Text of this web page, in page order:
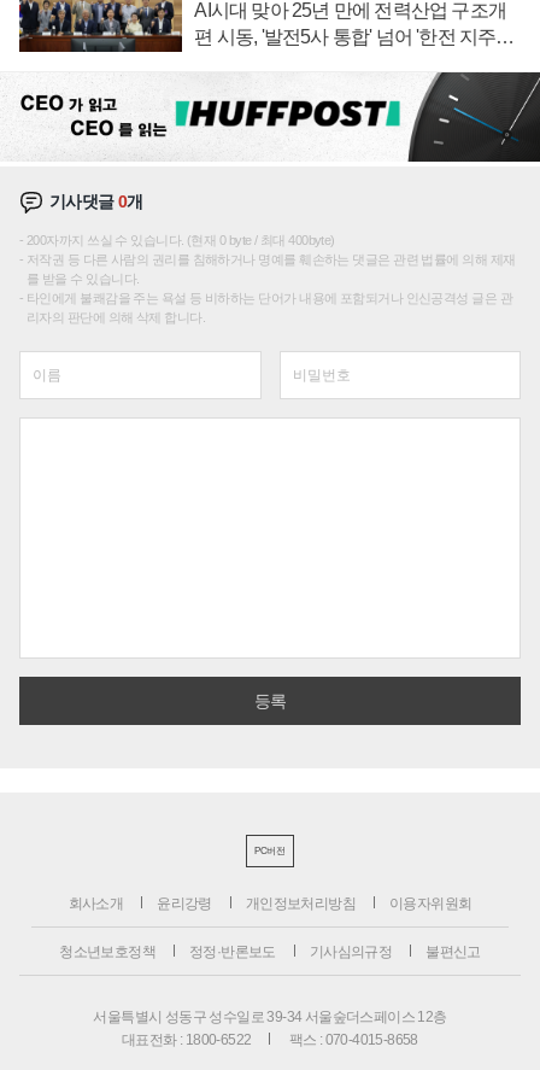
AI시대 맞아 25년 만에 전력산업 구조개
편 시동, '발전5사 통합' 넘어 '한전 지주사'
기사댓글0개
200자까지 쓰실 수 있습니다. (현재 0 byte / 최대 400byte)
저작권 등 다른 사람의 권리를 침해하거나 명예를 훼손하는 댓글은 관련 법률에 의해 제재
를 받을 수 있습니다.
타인에게 불쾌감을 주는 욕설 등 비하하는 단어가 내용에 포함되거나 인신공격성 글은 관
리자의 판단에 의해 삭제 합니다.
PC버전
회사소개 윤리강령 개인정보처리방침 이용자위원회
청소년보호정책 정정·반론보도 기사심의규정 불편신고
서울특별시 성동구 성수일로 39-34 서울숲더스페이스 12층
대표전화 : 1800-6522
팩스 : 070-4015-8658